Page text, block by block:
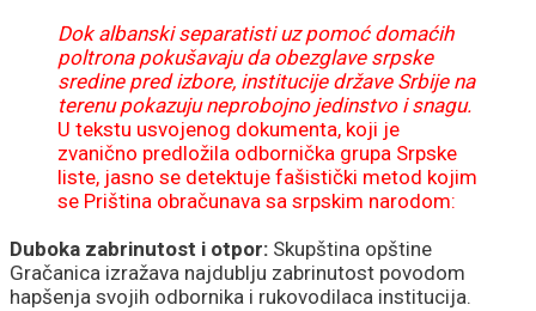
Dok albanski separatisti uz pomoć domaćih
poltrona pokušavaju da obezglave srpske
sredine pred izbore, institucije države Srbije na
terenu pokazuju neprobojno jedinstvo i snagu.
U tekstu usvojenog dokumenta, koji je
zvanično predložila odbornička grupa Srpske
liste, jasno se detektuje fašistički metod kojim
se Priština obračunava sa srpskim narodom:
Duboka zabrinutost i otpor: Skupština opštine
Gračanica izražava najdublju zabrinutost povodom
hapšenja svojih odbornika i rukovodilaca institucija.